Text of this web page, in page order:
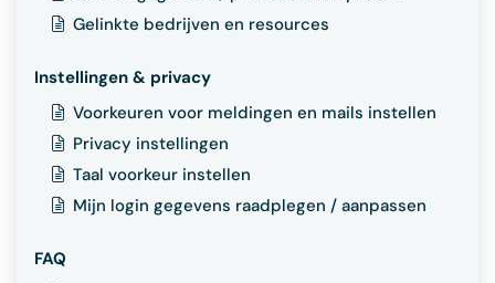
Gelinkte bedrijven en resources
Instellingen & privacy
Voorkeuren voor meldingen en mails instellen
Privacy instellingen
Taal voorkeur instellen
Mijn login gegevens raadplegen / aanpassen
FAQ